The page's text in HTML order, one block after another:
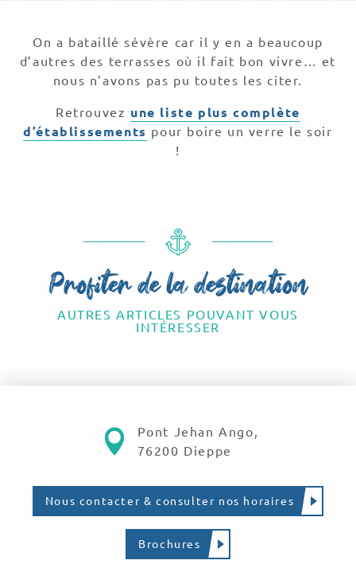
On a bataillé sévère car il y en a beaucoup
d’autres des terrasses où il fait bon vivre… et
nous n’avons pas pu toutes les citer.
Retrouvez une liste plus complète
d’établissements pour boire un verre le soir
!
Profiter de la destination
AUTRES ARTICLES POUVANT VOUS
INTÉRESSER
Pont Jehan Ango,
76200 Dieppe
Nous contacter & consulter nos horaires
Brochures